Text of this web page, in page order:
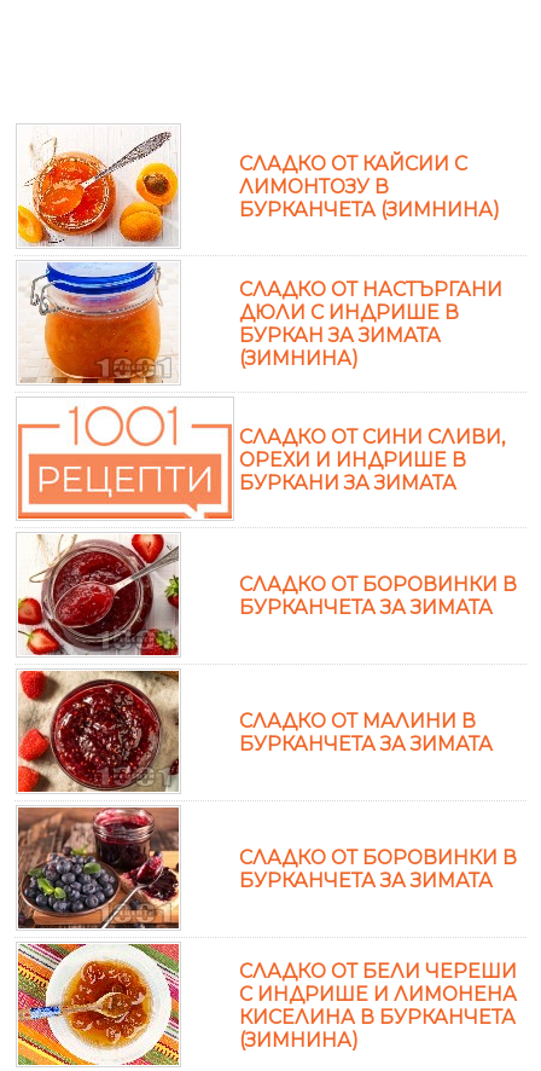
СЛАДКО ОТ КАЙСИИ С
ЛИМОНТОЗУ В
БУРКАНЧЕТА (ЗИМНИНА)
СЛАДКО ОТ НАСТЪРГАНИ
ДЮЛИ С ИНДРИШЕ В
БУРКАН ЗА ЗИМАТА
(ЗИМНИНА)
СЛАДКО ОТ СИНИ СЛИВИ,
ОРЕХИ И ИНДРИШЕ В
БУРКАНИ ЗА ЗИМАТА
СЛАДКО ОТ БОРОВИНКИ В
БУРКАНЧЕТА ЗА ЗИМАТА
СЛАДКО ОТ МАЛИНИ В
БУРКАНЧЕТА ЗА ЗИМАТА
СЛАДКО ОТ БОРОВИНКИ В
БУРКАНЧЕТА ЗА ЗИМАТА
СЛАДКО ОТ БЕЛИ ЧЕРЕШИ
С ИНДРИШЕ И ЛИМОНЕНА
КИСЕЛИНА В БУРКАНЧЕТА
(ЗИМНИНА)